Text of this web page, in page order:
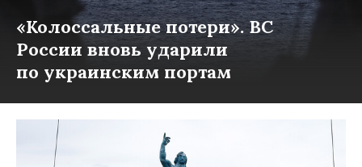
«Колоссальные потери». ВС
России вновь ударили
по украинским портам